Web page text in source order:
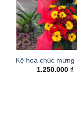
Kệ hoa chúc mừng
1.250.000 ₫